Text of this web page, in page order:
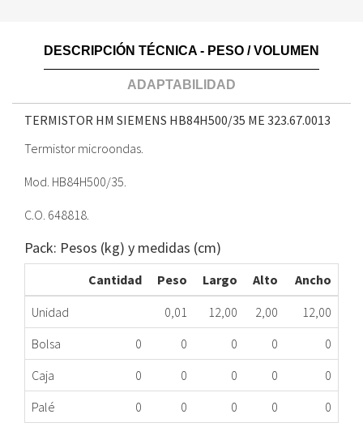
DESCRIPCIÓN TÉCNICA - PESO / VOLUMEN
ADAPTABILIDAD
TERMISTOR HM SIEMENS HB84H500/35 ME 323.67.0013
Termistor microondas.
Mod. HB84H500/35.
C.O. 648818.
Pack: Pesos (kg) y medidas (cm)
Cantidad Peso Largo Alto
Ancho
Unidad
0,01 12,00 2,00
12,00
Bolsa
0 0 0 0
0
Caja
0 0 0 0
0
Palé
0 0 0 0 0